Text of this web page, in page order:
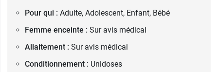
Pour qui : Adulte, Adolescent, Enfant, Bébé
Femme enceinte : Sur avis médical
Allaitement : Sur avis médical
Conditionnement : Unidoses